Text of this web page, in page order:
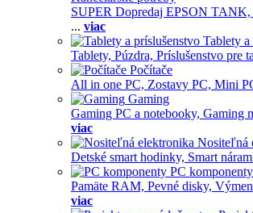
SUPER Dopredaj EPSON TANK,
... viac
Tablety a
Tablety, Púzdra, Príslušenstvo pre
Počítače
All in one PC, Zostavy PC, Mini
Gaming
Gaming PC a notebooky, Gaming
viac
Nositeľná
Detské smart hodinky, Smart
PC komponenty
Pamäte RAM, Pevné disky,
viac